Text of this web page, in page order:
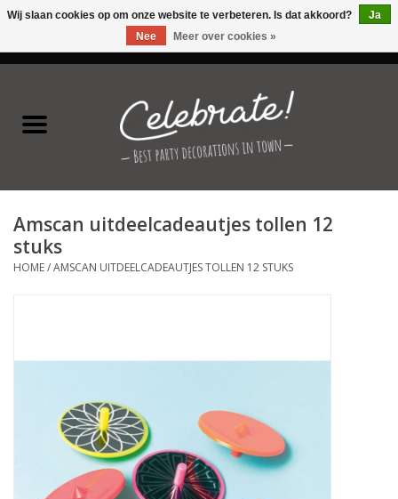
Latex ballonnen
Folie ballonnen
Verjaardag thema's
Cadeaus
Schmink&beauty
Amscan uitdeelcadeautjes tollen 12
stuks
HOME/AMSCAN UITDEELCADEAUTJES TOLLEN 12 STUKS
Wij slaan cookies op om onze website te verbeteren. Is dat akkoord?
Ja
Nee
Meer over cookies »